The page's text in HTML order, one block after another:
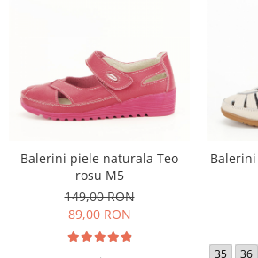
Balerini piele naturala Teo
rosu M5
149,00 RON
89,00 RON
35 36